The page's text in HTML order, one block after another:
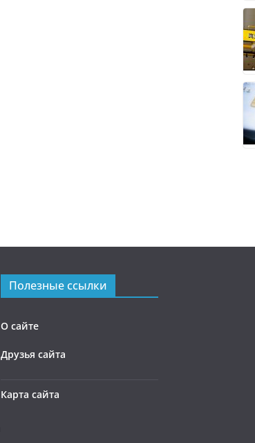
Полезные ссылки
О сайте
Друзья сайта
Карта сайта